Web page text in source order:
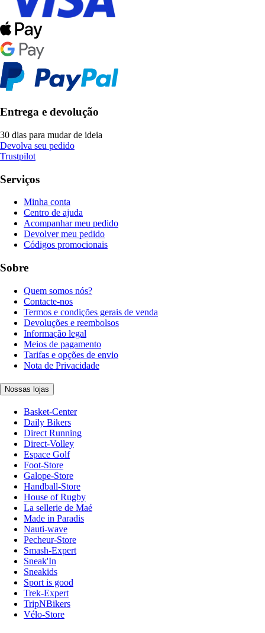
Entrega e devolução
30 dias para mudar de ideia
Devolva seu pedido
Trustpilot
Serviços
Minha conta
Centro de ajuda
Acompanhar meu pedido
Devolver meu pedido
Códigos promocionais
Sobre
Quem somos nós?
Contacte-nos
Termos e condições gerais de venda
Devoluções e reembolsos
Informação legal
Meios de pagamento
Tarifas e opções de envio
Nota de Privacidade
Nossas lojas
Basket-Center
Daily Bikers
Direct Running
Direct-Volley
Espace Golf
Foot-Store
Galope-Store
Handball-Store
House of Rugby
La sellerie de Maé
Made in Paradis
Nauti-wave
Pecheur-Store
Smash-Expert
Sneak'In
Sneakids
Sport is good
Trek-Expert
TripNBikers
Vélo-Store